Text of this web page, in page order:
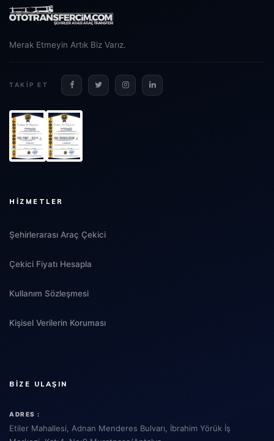
Merak Etmeyin Artık Biz Varız.
TAKIP ET
HIZMETLER
Şehirlerarası Araç Çekici
Çekici Fiyatı Hesapla
Kullanım Sözleşmesi
Kişisel Verilerin Koruması
BIZE ULAŞIN
ADRES :
Etiler Mahallesi, Adnan Menderes Bulvarı, İbrahim Yörük İş